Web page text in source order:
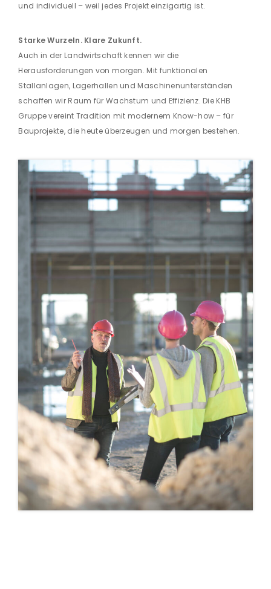
und individuell – weil jedes Projekt einzigartig ist.
Starke Wurzeln. Klare Zukunft.
Auch in der Landwirtschaft kennen wir die
Herausforderungen von morgen. Mit funktionalen
Stallanlagen, Lagerhallen und Maschinenunterständen
schaffen wir Raum für Wachstum und Effizienz. Die KHB
Gruppe vereint Tradition mit modernem Know-how – für
Bauprojekte, die heute überzeugen und morgen bestehen.